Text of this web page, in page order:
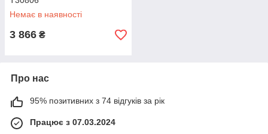
Немає в наявності
3 866 ₴
Про нас
95% позитивних з 74 відгуків за рік
Працює з 07.03.2024